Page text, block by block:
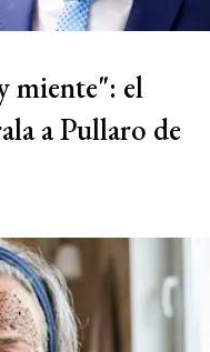
miente": el
a Pullaro de